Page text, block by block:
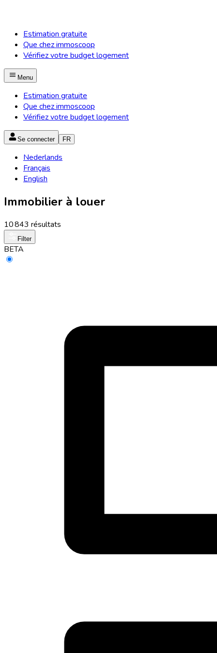
Estimation gratuite
Que chez immoscoop
Vérifiez votre budget logement
Menu
Estimation gratuite
Que chez immoscoop
Vérifiez votre budget logement
Se connecter FR
Nederlands
Français
English
Immobilier à louer
10 843 résultats
Filter
BETA